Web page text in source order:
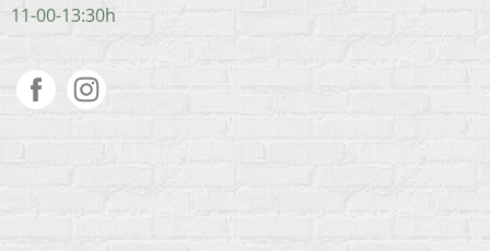
11-00-13:30h